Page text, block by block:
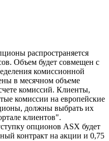
распространяется
Объем будет совмещен с
комиссионной
в месячном объеме
комиссий. Клиенты,
комиссии на европейские
должны выбрать их
клиентов".
опционов ASX будет
контракт на акции и 0,75